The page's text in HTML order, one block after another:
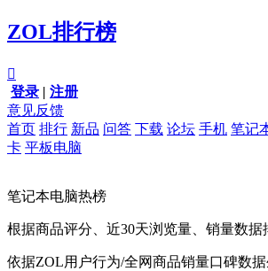
ZOL排行榜

登录 | 注册
意见反馈
首页 排行 新品 问答 下载 论坛 手机 笔记
卡 平板电脑
笔记本电脑热榜
根据商品评分、近30天浏览量、销量数据
依据ZOL用户行为/全网商品销量口碑数